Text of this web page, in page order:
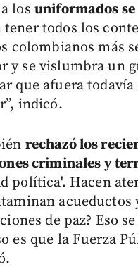
los uniformados se
todos los
colombianos más
y se vislumbra un
que afuera
indicó.
rechazó los
criminales y
política'. Hacen
acueductos
de paz? Eso
es que la Fuerza